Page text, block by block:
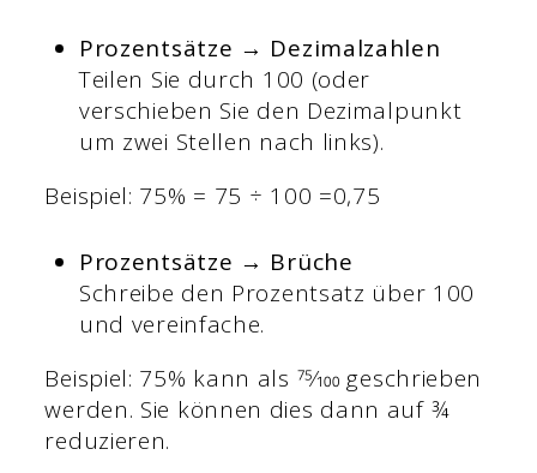
Prozentsätze → Dezimalzahlen
Teilen Sie durch 100 (oder
verschieben Sie den Dezimalpunkt
um zwei Stellen nach links).
Beispiel: 75% = 75 ÷ 100 =0,75
Prozentsätze → Brüche
Schreibe den Prozentsatz über 100
und vereinfache.
Beispiel: 75% kann als 75⁄100 geschrieben
werden. Sie können dies dann auf ¾
reduzieren.